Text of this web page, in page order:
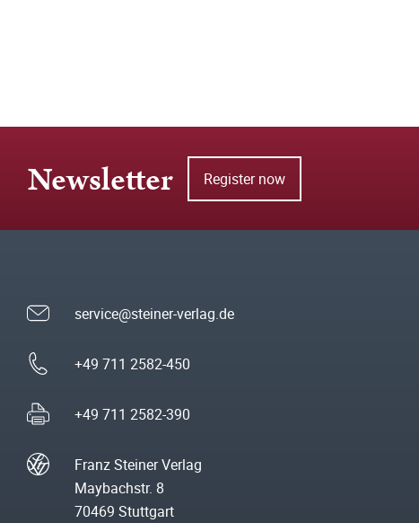
Newsletter Register now
service@steiner-verlag.de
+49 711 2582-450
+49 711 2582-390
Franz Steiner Verlag
Maybachstr. 8
70469 Stuttgart